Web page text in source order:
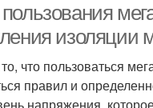
изоляции
что пользоваться
правил и